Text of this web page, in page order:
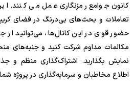
کانون جوامع رمزنگاری عمل می کنند.
تعاملات و بحث‌های بی‌درنگ در فضای
حضور قوی در این کانال‌ها، می‌توانید از
مکالمات مداوم شرکت کنید و جنبه‌های
نمایش بگذارید. اشتراک‌گذاری منظم و
اطلاع مخاطبان و سرمایه‌گذاری در پروژه